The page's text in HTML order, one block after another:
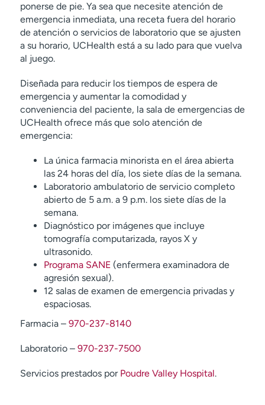
ponerse de pie. Ya sea que necesite atención de
emergencia inmediata, una receta fuera del horario
de atención o servicios de laboratorio que se ajusten
a su horario, UCHealth está a su lado para que vuelva
al juego.
Diseñada para reducir los tiempos de espera de
emergencia y aumentar la comodidad y
conveniencia del paciente, la sala de emergencias de
UCHealth ofrece más que solo atención de
emergencia:
La única farmacia minorista en el área abierta
las 24 horas del día, los siete días de la semana.
Laboratorio ambulatorio de servicio completo
abierto de 5 a.m. a 9 p.m. los siete días de la
semana.
Diagnóstico por imágenes que incluye
tomografía computarizada, rayos X y
ultrasonido.
Programa SANE(enfermera examinadora de
agresión sexual).
12 salas de examen de emergencia privadas y
espaciosas.
Farmacia – 970-237-8140
Laboratorio – 970-237-7500
Servicios prestados por Poudre Valley Hospital.